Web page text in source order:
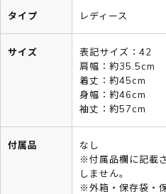
タイプ レディース
サイズ
表記サイズ：42
肩幅：約35.5cm
着丈：約45cm
身幅：約46cm
袖丈：約57cm
付属品
なし
※付属品欄に記載
しません。
※外箱・保存袋・